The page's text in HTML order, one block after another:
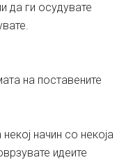
да ги осудувате
на поставените
начин со некоја
идеите